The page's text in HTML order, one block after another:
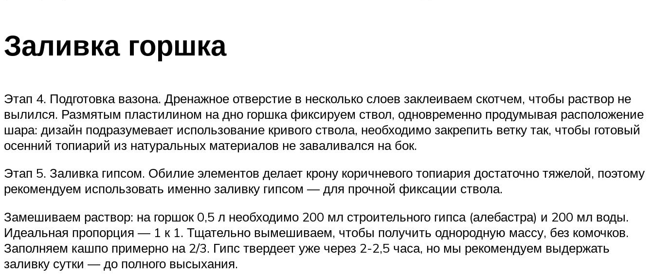
Заливка горшка
Этап 4. Подготовка вазона. Дренажное отверстие в несколько слоев заклеиваем скотчем, чтобы раствор не
вылился. Размятым пластилином на дно горшка фиксируем ствол, одновременно продумывая расположение
шара: дизайн подразумевает использование кривого ствола, необходимо закрепить ветку так, чтобы готовый
осенний топиарий из натуральных материалов не заваливался на бок.
Этап 5. Заливка гипсом. Обилие элементов делает крону коричневого топиария достаточно тяжелой, поэтому
рекомендуем использовать именно заливку гипсом — для прочной фиксации ствола.
Замешиваем раствор: на горшок 0,5 л необходимо 200 мл строительного гипса (алебастра) и 200 мл воды.
Идеальная пропорция — 1 к 1. Тщательно вымешиваем, чтобы получить однородную массу, без комочков.
Заполняем кашпо примерно на 2/3. Гипс твердеет уже через 2-2,5 часа, но мы рекомендуем выдержать
заливку сутки — до полного высыхания.